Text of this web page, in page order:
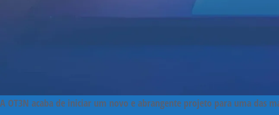
A OT3N acaba de iniciar um novo e abrangente projeto para uma das